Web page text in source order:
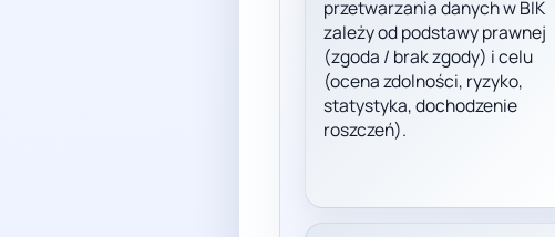
przetwarzania danych w BIK
zależy od podstawy prawnej
(zgoda / brak zgody) i celu
(ocena zdolności, ryzyko,
statystyka, dochodzenie
roszczeń).